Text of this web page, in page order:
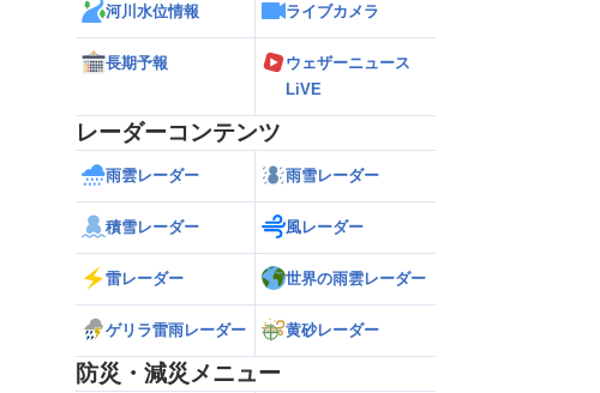
河川水位情報 ライブカメラ
長期予報
ウェザーニュース
LiVE
レーダーコンテンツ
雨雲レーダー 雨雪レーダー
積雪レーダー 風レーダー
雷レーダー 世界の雨雲レーダー
ゲリラ雷雨レーダー 黄砂レーダー
防災・減災メニュー